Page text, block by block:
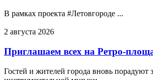
В рамках проекта #Летовгороде ...
2 августа 2026
Приглашаем всех на Ретро-
Гостей и жителей города вновь порадуют